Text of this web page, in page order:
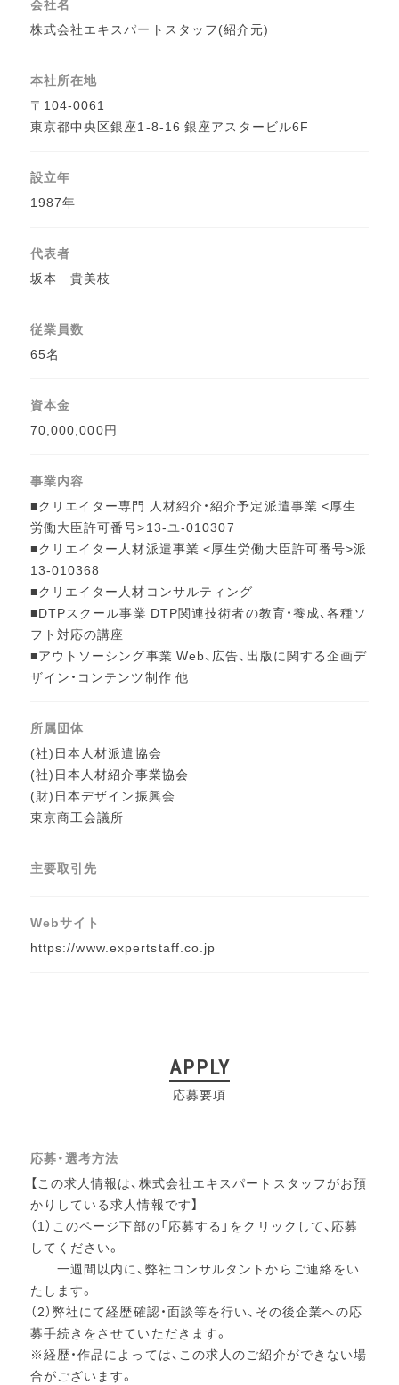
会社名
株式会社エキスパートスタッフ(紹介元)
本社所在地
〒104-0061
東京都中央区銀座1-8-16 銀座アスタービル6F
設立年
1987年
代表者
坂本 貴美枝
従業員数
65名
資本金
70,000,000円
事業内容
■クリエイター専門 人材紹介・紹介予定派遣事業 <厚生
労働大臣許可番号>13-ユ-010307
■クリエイター人材派遣事業 <厚生労働大臣許可番号>派
13-010368
■クリエイター人材コンサルティング
■DTPスクール事業 DTP関連技術者の教育・養成、各種ソ
フト対応の講座
■アウトソーシング事業 Web、広告、出版に関する企画デ
ザイン・コンテンツ制作 他
所属団体
(社)日本人材派遣協会
(社)日本人材紹介事業協会
(財)日本デザイン振興会
東京商工会議所
主要取引先
Webサイト
https://www.expertstaff.co.jp
APPLY
応募要項
応募・選考方法
【この求人情報は、株式会社エキスパートスタッフがお預
かりしている求人情報です】
（1）このページ下部の「応募する」をクリックして、応募
してください。
一週間以内に、弊社コンサルタントからご連絡をい
たします。
（2）弊社にて経歴確認・面談等を行い、その後企業への応
募手続きをさせていただきます。
※経歴・作品によっては、この求人のご紹介ができない場
合がございます。